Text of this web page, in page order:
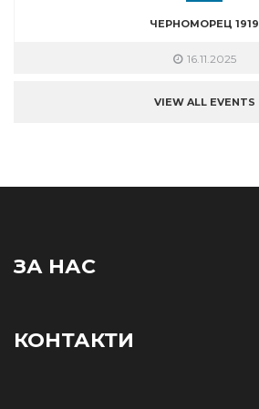
ЧЕРНОМОРЕЦ 1919
16.11.2025
VIEW ALL EVENTS
ЗА НАС
КОНТАКТИ